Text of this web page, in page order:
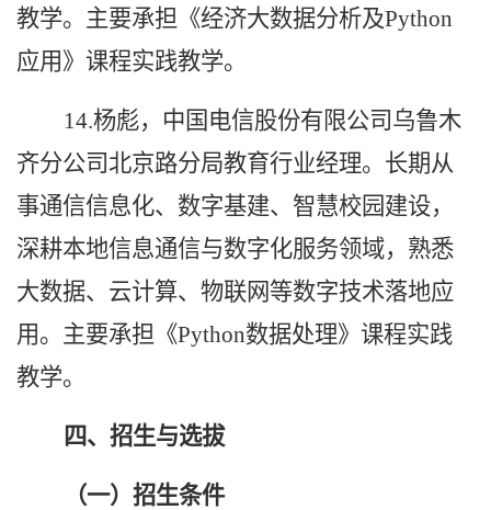
教学。主要承担《经济大数据分析及Python
应用》课程实践教学。
14.杨彪，中国电信股份有限公司乌鲁木
齐分公司北京路分局教育行业经理。长期从
事通信信息化、数字基建、智慧校园建设，
深耕本地信息通信与数字化服务领域，熟悉
大数据、云计算、物联网等数字技术落地应
用。主要承担《Python数据处理》课程实践
教学。
四、招生与选拔
（一）招生条件